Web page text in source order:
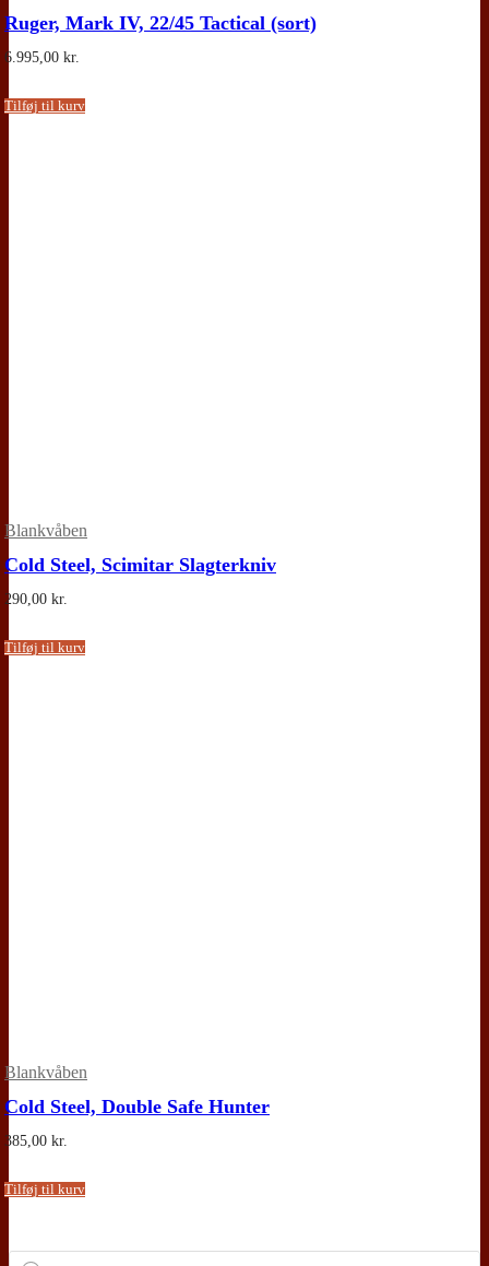
Ruger, Mark IV, 22/45 Tactical (sort)
6.995,00 kr.
Tilføj til kurv
Blankvåben
Cold Steel, Scimitar Slagterkniv
290,00 kr.
Tilføj til kurv
Blankvåben
Cold Steel, Double Safe Hunter
385,00 kr.
Tilføj til kurv
Products